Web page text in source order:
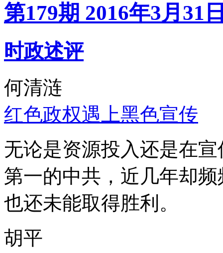
第179期 2016年3月31
时政述评
何清涟
红色政权遇上黑色宣传
无论是资源投入还是在
第一的中共，近几年却
也还未能取得胜利。
胡平